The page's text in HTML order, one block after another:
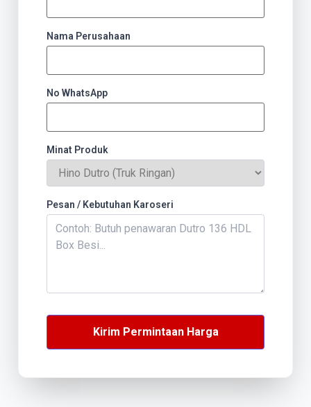
Nama Perusahaan
No WhatsApp
Minat Produk
Pesan / Kebutuhan Karoseri
Kirim Permintaan Harga